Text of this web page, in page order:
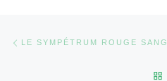
Parcourir les articles
LE SYMPÉTRUM ROUGE SANG